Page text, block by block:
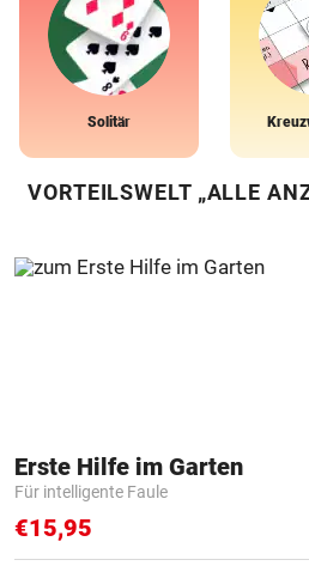
Solitär
VORTEILSWELT „ALLE
Erste Hilfe im Garten
Für intelligente Faule
€15,95